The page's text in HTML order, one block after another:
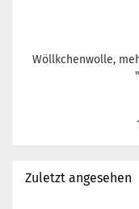
Wöllkchenwolle,
Zuletzt angesehen